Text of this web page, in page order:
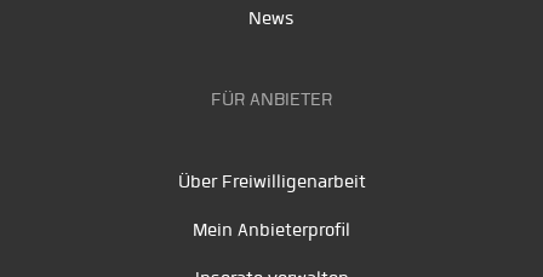
News
FÜR ANBIETER
Über Freiwilligenarbeit
Mein Anbieterprofil